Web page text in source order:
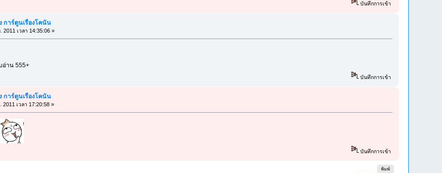
บันทึกการเข้า
การ์ตูนเรื่องโคนัน
2011 เวลา 14:35:06 »
อ่าน 555+
บันทึกการเข้า
การ์ตูนเรื่องโคนัน
2011 เวลา 17:20:58 »
บันทึกการเข้า
พิมพ์